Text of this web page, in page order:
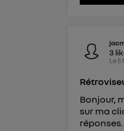
3
Le 5
Bonjour,
sur ma
réponses.